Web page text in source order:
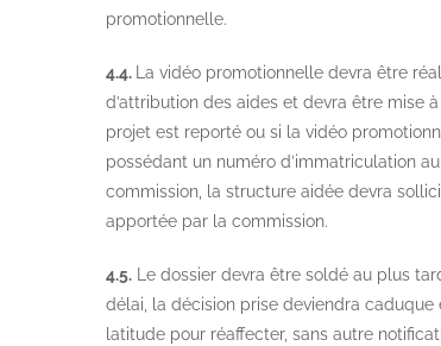
promotionnelle.
4.4.
La vidéo promotionnelle devra être
d’attribution des aides et devra être mise
projet est reporté ou si la vidéo
possédant un numéro d’immatriculation
commission, la structure aidée devra
apportée par la commission.
4.5. Le dossier devra être soldé au plus
délai, la décision prise deviendra
latitude pour réaffecter, sans autre